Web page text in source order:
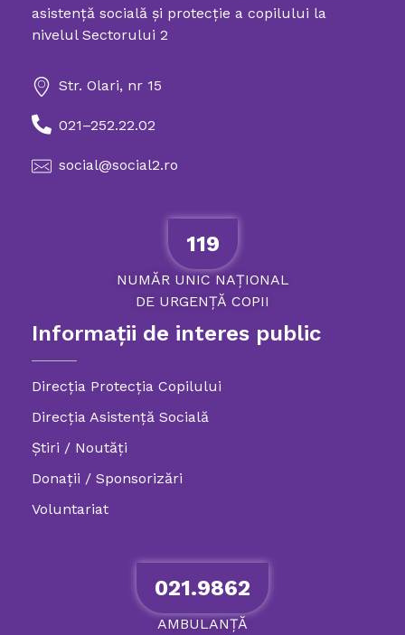
asistenţă socială şi protecţie a copilului la
nivelul Sectorului 2
Str. Olari, nr 15
021–252.22.02
social@social2.ro
119
NUMĂRUNIC NAȚIONAL
DE URGENȚĂ COPII
Informații de interes public
Direcția Protecția Copilului
Direcția Asistență Socială
Știri / Noutăți
Donații / Sponsorizări
Voluntariat
021.9862
AMBULANȚĂ